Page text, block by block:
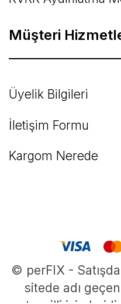
Müşteri
Üyelik Bilgileri
İletişim Formu
Kargom Nerede
© perFIX -
sitede adı